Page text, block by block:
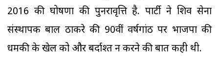
2016 की घोषणा की पुनरावृत्ति है. पार्टी ने शिव सेना
संस्थापक बाल ठाकरे की 90वीं वर्षगांठ पर भाजपा की
धमकी के खेल को और बर्दाश्त न करने की बात कही थी.